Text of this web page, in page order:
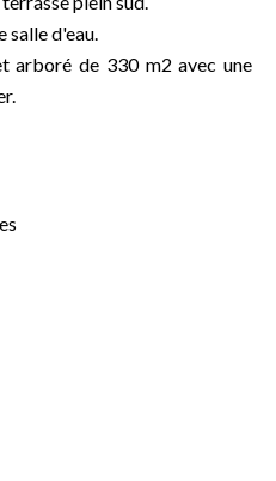
salle d'eau.
arboré de 330 m2 avec une